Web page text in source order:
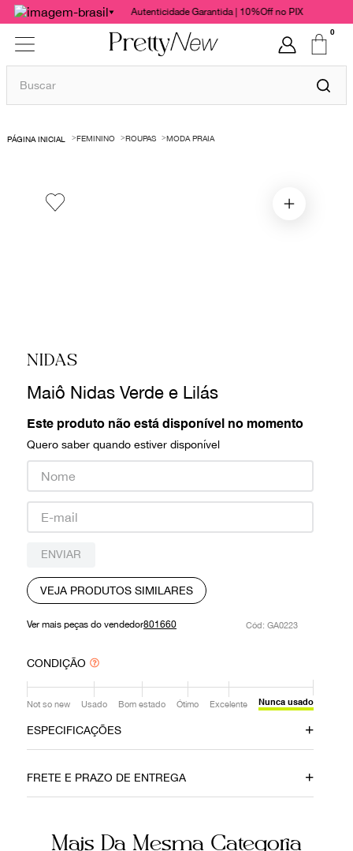
Autenticidade Garantida | 10%Off no PIX
0
Buscar
FEMININO ROUPAS MODA PRAIA
NIDAS
Maiô Nidas Verde e Lilás
Este produto não está disponível no momento
Quero saber quando estiver disponível
ENVIAR
VEJA PRODUTOS SIMILARES
Ver mais peças do vendedor801660 : GA0223
CONDIÇÃO
Not so new Usado Bom estado Ótimo Excelente Nunca usado
ESPECIFICAÇÕES
9092024 Brasília
Maiô Nidas Verde e Lilás Poliamida
FRETE E PRAZO DE ENTREGA
Mais Da Mesma Categoria
1º
bolsas
chanel
prada
louis vuitton